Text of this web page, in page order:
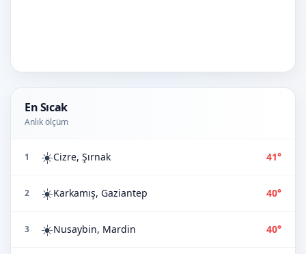
En Sıcak
Anlık ölçüm
1 ☀️Cizre, Şırnak 41°
2 ☀️Karkamış, Gaziantep 40°
3 ☀️Nusaybin, Mardin 40°